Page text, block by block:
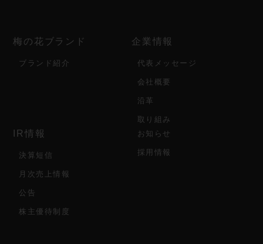
梅の花ブランド
ブランド紹介
企業情報
代表メッセージ
会社概要
沿革
取り組み
IR情報
決算短信
月次売上情報
公告
株主優待制度
お知らせ
採用情報